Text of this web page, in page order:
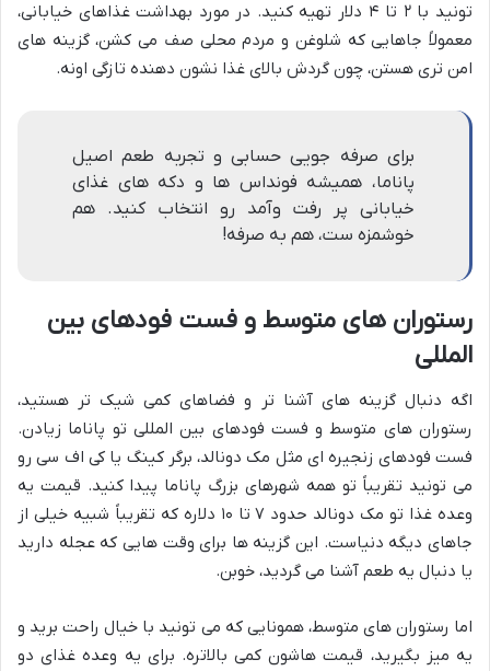
تونید با ۲ تا ۴ دلار تهیه کنید. در مورد بهداشت غذاهای خیابانی،
معمولاً جاهایی که شلوغن و مردم محلی صف می کشن، گزینه های
امن تری هستن، چون گردش بالای غذا نشون دهنده تازگی اونه.
برای صرفه جویی حسابی و تجربه طعم اصیل
پاناما، همیشه فونداس ها و دکه های غذای
خیابانی پر رفت وآمد رو انتخاب کنید. هم
خوشمزه ست، هم به صرفه!
رستوران های متوسط و فست فودهای بین
المللی
اگه دنبال گزینه های آشنا تر و فضاهای کمی شیک تر هستید،
رستوران های متوسط و فست فودهای بین المللی تو پاناما زیادن.
فست فودهای زنجیره ای مثل مک دونالد، برگر کینگ یا کی اف سی رو
می تونید تقریباً تو همه شهرهای بزرگ پاناما پیدا کنید. قیمت یه
وعده غذا تو مک دونالد حدود ۷ تا ۱۰ دلاره که تقریباً شبیه خیلی از
جاهای دیگه دنیاست. این گزینه ها برای وقت هایی که عجله دارید
یا دنبال یه طعم آشنا می گردید، خوبن.
اما رستوران های متوسط، همونایی که می تونید با خیال راحت برید و
یه میز بگیرید، قیمت هاشون کمی بالاتره. برای یه وعده غذای دو